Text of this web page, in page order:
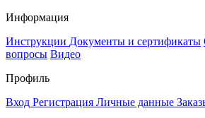
Информация
Инструкции Документы и сертификаты
вопросы Видео
Профиль
Вход Регистрация Личные данные